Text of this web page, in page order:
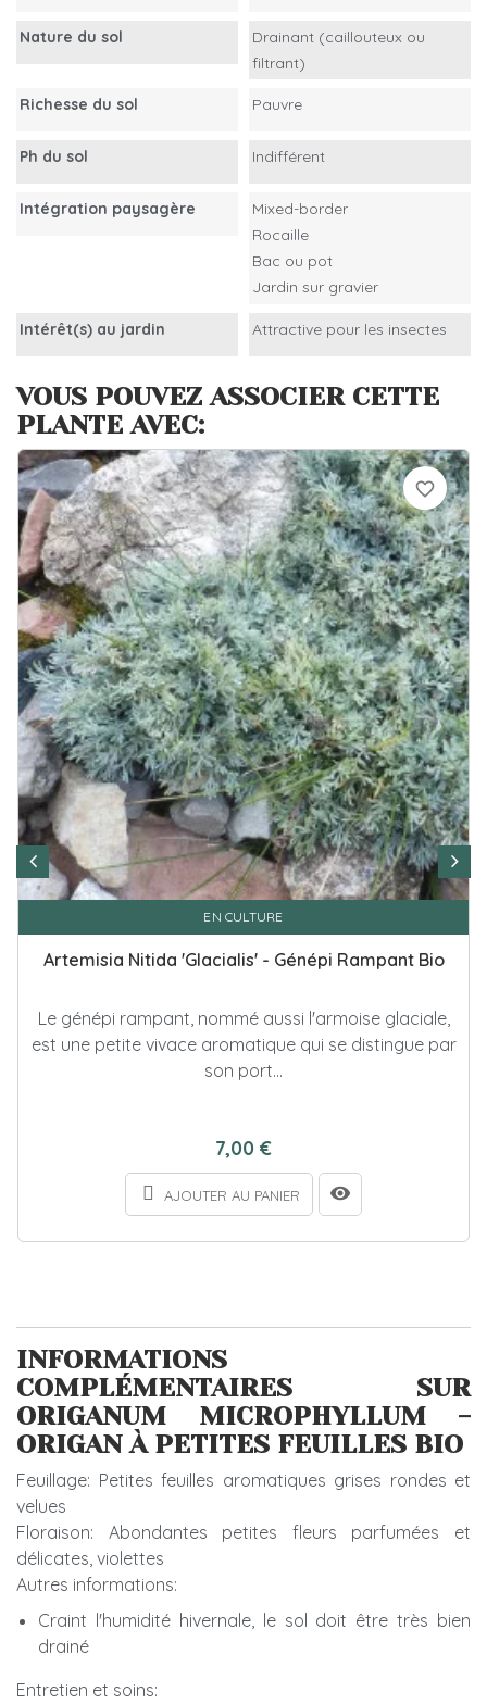
Nature du sol
Drainant (caillouteux ou
filtrant)
Richesse du sol Pauvre
Ph du sol Indifférent
Intégration paysagère
Mixed-border
Rocaille
Bac ou pot
Jardin sur gravier
Intérêt(s) au jardin Attractive pour les insectes
VOUS POUVEZ ASSOCIER CETTE
PLANTE AVEC:
EN CULTURE
Artemisia Nitida 'Glacialis' - Génépi Rampant Bio
Le génépi rampant, nommé aussi l'armoise glaciale,
est une petite vivace aromatique qui se distingue par
son port...
7,00 €
AJOUTER AU PANIER
favorite_border
INFORMATIONS
COMPLÉMENTAIRES SUR
ORIGANUM MICROPHYLLUM -
ORIGAN À PETITES FEUILLES BIO
Feuillage: Petites feuilles aromatiques grises rondes et
velues
Floraison: Abondantes petites fleurs parfumées et
délicates, violettes
Autres informations:
Craint l'humidité hivernale, le sol doit être très bien
drainé
Entretien et soins: